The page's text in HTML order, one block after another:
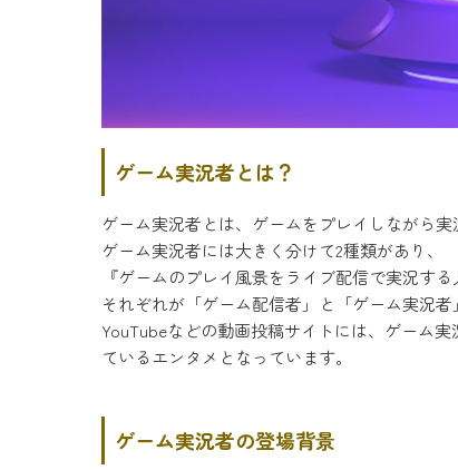
ゲーム実況者とは？
ゲーム実況者とは、ゲームをプレイしながら
ゲーム実況者には大きく分けて2種類があり、
『ゲームのプレイ風景をライブ配信で実況す
それぞれが「ゲーム配信者」と「ゲーム実況
YouTubeなどの動画投稿サイトには、ゲーム
ているエンタメとなっています。
ゲーム実況者の登場背景